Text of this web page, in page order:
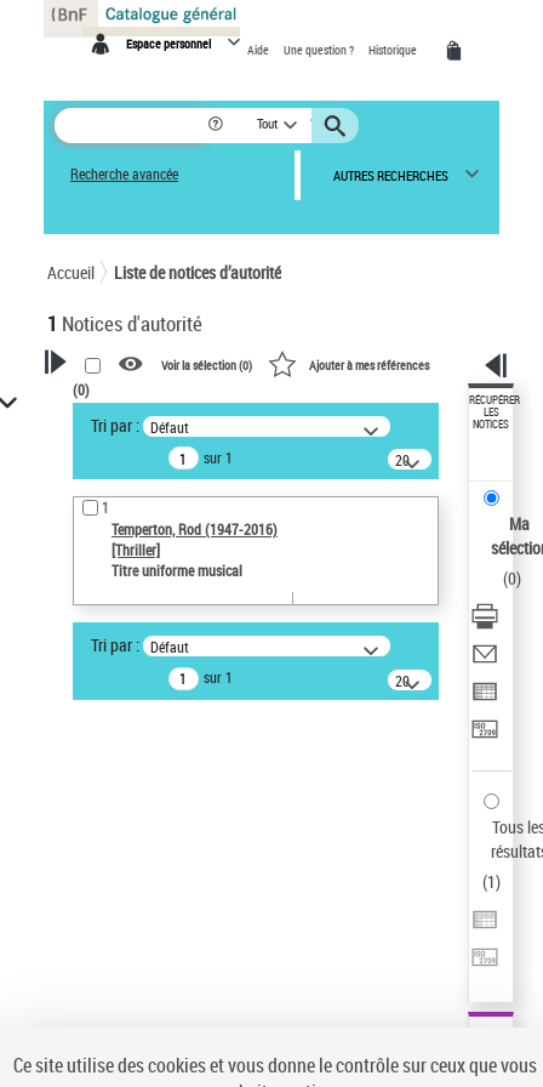
Espace personnel Aide Une question ? Historique
Tout
Recherche avancée AUTRES RECHERCHES
Accueil Liste de notices d’autorité
1 Notices d'autorité
VOTRE RECHERCHE
Recherche avancée dans les
notices d’autorité
Œuvres liées à l'auteur :
Temperton, Rod (1947-2016)
Sauvegarder votre recherche
AFFINER
Type de notice d'autorité
Voir la sélection (0) Ajouter à mes références
(0)
Tri par : Défaut
sur 1
20
résultats/page
1
Temperton, Rod (1947-2016)
[Thriller]
Titre uniforme musical
Tri par : Défaut
sur 1
20
résultats/page
RÉCUPÉRER
LES
NOTICES
Ma
(0)
Tous
(1)
Panneau de gestion des cookies
Ce site utilise des cookies et vous donne le contrôle sur ceux que vous